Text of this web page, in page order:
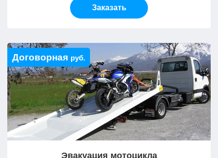
Заказать
Договорная руб.
Эвакуация мотоцикла